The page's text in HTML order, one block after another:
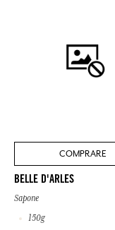
COMPRARE
BELLE D'ARLES
Sapone
150g